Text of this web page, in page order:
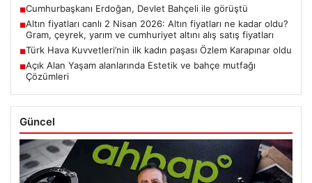
■Cumhurbaşkanı Erdoğan, Devlet Bahçeli ile görüştü
■Altın fiyatları canlı 2 Nisan 2026: Altın fiyatları ne kadar oldu?
Gram, çeyrek, yarım ve cumhuriyet altını alış satış fiyatları
■Türk Hava Kuvvetleri’nin ilk kadın paşası Özlem Karapınar oldu
■Açık Alan Yaşam alanlarında Estetik ve bahçe mutfağı
Çözümleri
Güncel